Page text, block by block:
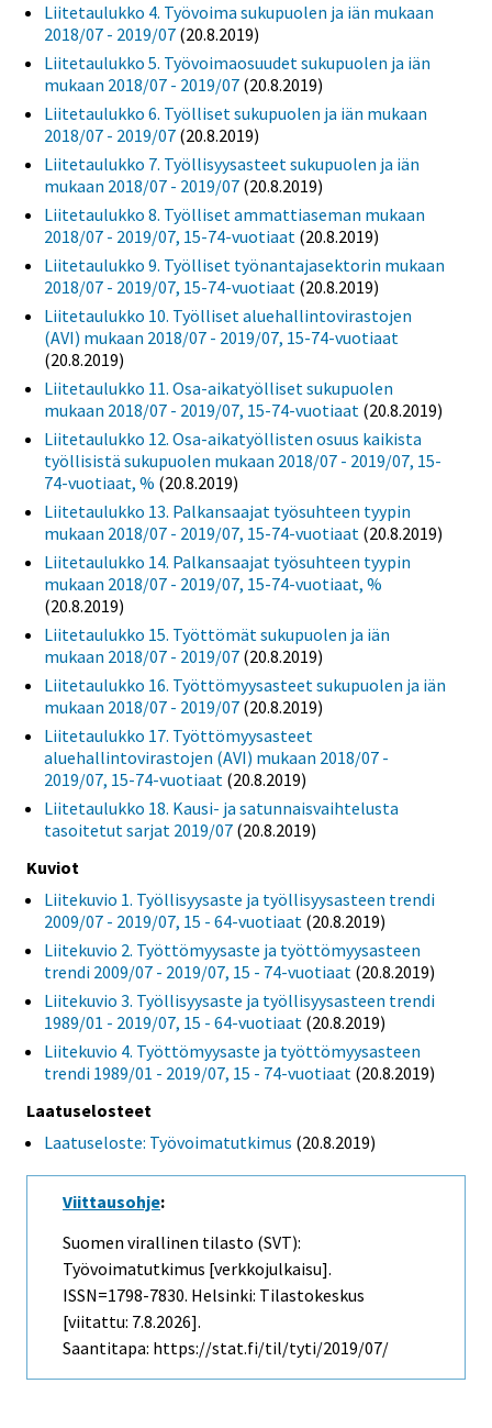
Liitetaulukko 4. Työvoima sukupuolen ja iän mukaan
2018/07 - 2019/07 (20.8.2019)
Liitetaulukko 5. Työvoimaosuudet sukupuolen ja iän
mukaan 2018/07 - 2019/07 (20.8.2019)
Liitetaulukko 6. Työlliset sukupuolen ja iän mukaan
2018/07 - 2019/07 (20.8.2019)
Liitetaulukko 7. Työllisyysasteet sukupuolen ja iän
mukaan 2018/07 - 2019/07 (20.8.2019)
Liitetaulukko 8. Työlliset ammattiaseman mukaan
2018/07 - 2019/07, 15-74-vuotiaat (20.8.2019)
Liitetaulukko 9. Työlliset työnantajasektorin mukaan
2018/07 - 2019/07, 15-74-vuotiaat (20.8.2019)
Liitetaulukko 10. Työlliset aluehallintovirastojen
(AVI) mukaan 2018/07 - 2019/07, 15-74-vuotiaat
(20.8.2019)
Liitetaulukko 11. Osa-aikatyölliset sukupuolen
mukaan 2018/07 - 2019/07, 15-74-vuotiaat (20.8.2019)
Liitetaulukko 12. Osa-aikatyöllisten osuus kaikista
työllisistä sukupuolen mukaan 2018/07 - 2019/07, 15-
74-vuotiaat, % (20.8.2019)
Liitetaulukko 13. Palkansaajat työsuhteen tyypin
mukaan 2018/07 - 2019/07, 15-74-vuotiaat (20.8.2019)
Liitetaulukko 14. Palkansaajat työsuhteen tyypin
mukaan 2018/07 - 2019/07, 15-74-vuotiaat, %
(20.8.2019)
Liitetaulukko 15. Työttömät sukupuolen ja iän
mukaan 2018/07 - 2019/07 (20.8.2019)
Liitetaulukko 16. Työttömyysasteet sukupuolen ja iän
mukaan 2018/07 - 2019/07 (20.8.2019)
Liitetaulukko 17. Työttömyysasteet
aluehallintovirastojen (AVI) mukaan 2018/07 -
2019/07, 15-74-vuotiaat (20.8.2019)
Liitetaulukko 18. Kausi- ja satunnaisvaihtelusta
tasoitetut sarjat 2019/07 (20.8.2019)
Kuviot
Liitekuvio 1. Työllisyysaste ja työllisyysasteen trendi
2009/07 - 2019/07, 15 - 64-vuotiaat (20.8.2019)
Liitekuvio 2. Työttömyysaste ja työttömyysasteen
trendi 2009/07 - 2019/07, 15 - 74-vuotiaat (20.8.2019)
Liitekuvio 3. Työllisyysaste ja työllisyysasteen trendi
1989/01 - 2019/07, 15 - 64-vuotiaat (20.8.2019)
Liitekuvio 4. Työttömyysaste ja työttömyysasteen
trendi 1989/01 - 2019/07, 15 - 74-vuotiaat (20.8.2019)
Laatuselosteet
Laatuseloste: Työvoimatutkimus (20.8.2019)
Viittausohje:
Suomen virallinen tilasto (SVT):
Työvoimatutkimus [verkkojulkaisu].
ISSN=1798-7830. Helsinki: Tilastokeskus
[viitattu: 7.8.2026].
Saantitapa: https://stat.fi/til/tyti/2019/07/